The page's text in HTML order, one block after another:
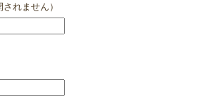
れません）